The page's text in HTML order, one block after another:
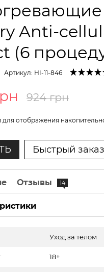
Anti-
(6
Артикул: HI-11-846
924 грн
для отображения
Быстрый заказ
Отзывы 14
Уход за телом
18+